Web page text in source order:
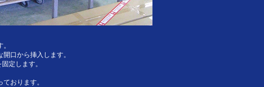
口から挿入します。
定します。
おります。